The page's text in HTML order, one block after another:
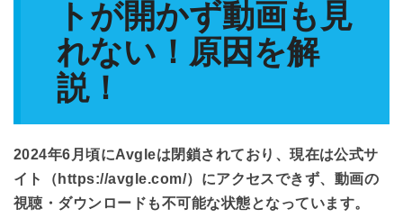
トが開かず動画も見
れない！原因を解
説！
2024年6月頃にAvgleは閉鎖されており、現在は公式サ
イト（https://avgle.com/）にアクセスできず、動画の
視聴・ダウンロードも不可能な状態となっています。